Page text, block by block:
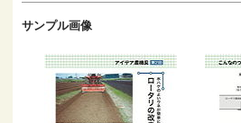
サンプル画像